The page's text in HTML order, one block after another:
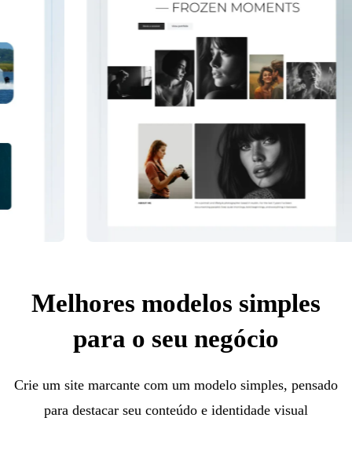
Melhores modelos simples
para o seu negócio
Crie um site marcante com um modelo simples, pensado
para destacar seu conteúdo e identidade visual